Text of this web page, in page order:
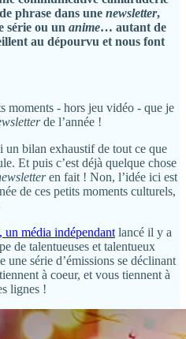
phrase dans une newsletter,
série ou un anime… autant de
au dépourvu et nous font
moments - hors jeu vidéo - que je
de l’année !
bilan exhaustif de tout ce que
Et puis c’est déjà quelque chose
en fait ! Non, l’idée ici est
de ces petits moments culturels,
, un média indépendant lancé il y a
de talentueuses et talentueux
une série d’émissions se déclinant
à coeur, et vous tiennent à
lignes !